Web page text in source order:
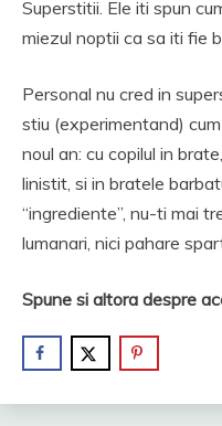
Superstitii. Ele iti spun
miezul noptii ca sa iti fie
Personal nu cred in
stiu (experimentand)
noul an: cu copilul in
linistit, si in bratele
“ingrediente”, nu-ti mai
lumanari, nici pahare
Spune si altora despre